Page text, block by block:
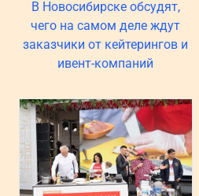
В Новосибирске обсудят,
чего на самом деле ждут
заказчики от кейтерингов и
ивент-компаний